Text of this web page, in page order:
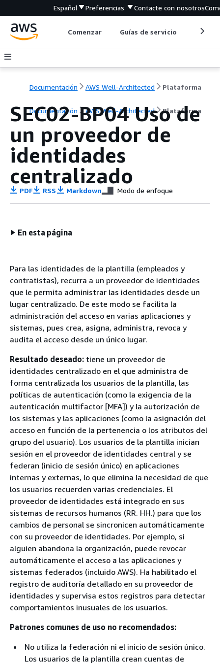
Español Preferencias Contacte con nosotros
Comenzar Guías de servicio
Documentación AWS Well-Architected Plataforma
Documentación AWS Well-Architected Plataforma
SEC02-BP04 Uso de
un proveedor de
identidades
centralizado
PDF RSS Markdown Modo de enfoque
En esta página
Para las identidades de la plantilla (empleados y
contratistas), recurra a un proveedor de identidades
que le permita administrar las identidades desde un
lugar centralizado. De este modo se facilita la
administración del acceso en varias aplicaciones y
sistemas, pues crea, asigna, administra, revoca y
audita el acceso desde un único lugar.
Resultado deseado: tiene un proveedor de
identidades centralizado en el que administra de
forma centralizada los usuarios de la plantilla, las
políticas de autenticación (como la exigencia de la
autenticación multifactor [MFA]) y la autorización de
los sistemas y las aplicaciones (como la asignación del
acceso en función de la pertenencia o los atributos del
grupo del usuario). Los usuarios de la plantilla inician
sesión en el proveedor de identidades central y se
federan (inicio de sesión único) en aplicaciones
internas y externas, lo que elimina la necesidad de que
los usuarios recuerden varias credenciales. El
proveedor de identidades está integrado en sus
sistemas de recursos humanos (RR. HH.) para que los
cambios de personal se sincronicen automáticamente
con su proveedor de identidades. Por ejemplo, si
alguien abandona la organización, puede revocar
automáticamente el acceso a las aplicaciones y
sistemas federados (incluido AWS). Ha habilitado el
registro de auditoría detallado en su proveedor de
identidades y supervisa estos registros para detectar
comportamientos inusuales de los usuarios.
Patrones comunes de uso no recomendados:
No utiliza la federación ni el inicio de sesión único.
Los usuarios de la plantilla crean cuentas de